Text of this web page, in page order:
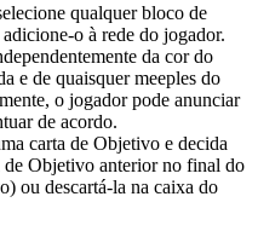
qualquer bloco de
o à rede do jogador.
da cor do
e de quaisquer meeples do
o jogador pode anunciar
de acordo.
carta de Objetivo e decida
de Objetivo anterior no final do
ou descartá-la na caixa do